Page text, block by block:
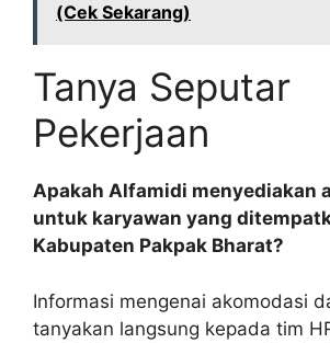
(Cek Sekarang)
Tanya Seputar
Pekerjaan
Apakah Alfamidi menyediakan
untuk karyawan yang
Kabupaten Pakpak Bharat?
Informasi mengenai akomodasi
tanyakan langsung kepada tim